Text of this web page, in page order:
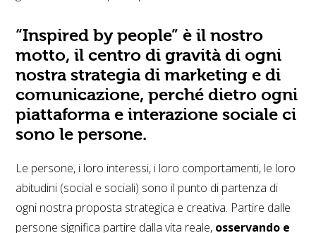
“Inspired by people” è il nostro
motto, il centro di gravità di ogni
nostra strategia di marketing e di
comunicazione, perché dietro ogni
piattaforma e interazione sociale ci
sono le persone.
Le persone, i loro interessi, i loro comportamenti, le loro
abitudini (social e sociali) sono il punto di partenza di
ogni nostra proposta strategica e creativa. Partire dalle
persone significa partire dalla vita reale, osservando e